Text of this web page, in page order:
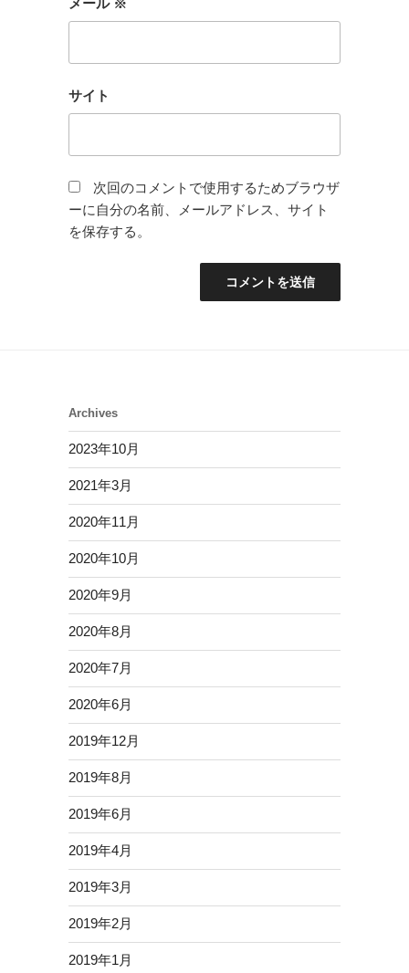
サイト
次回のコメントで使用するためブラウザ
ーに自分の名前、メールアドレス、サイト
を保存する。
Archives
2023年10月
2021年3月
2020年11月
2020年10月
2020年9月
2020年8月
2020年7月
2020年6月
2019年12月
2019年8月
2019年6月
2019年4月
2019年3月
2019年2月
2019年1月